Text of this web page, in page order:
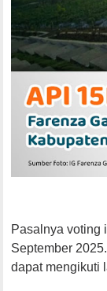
Pasalnya voting
September
dapat mengikuti